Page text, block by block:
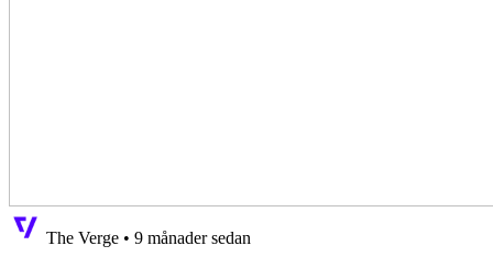
The Verge • 9 månader sedan